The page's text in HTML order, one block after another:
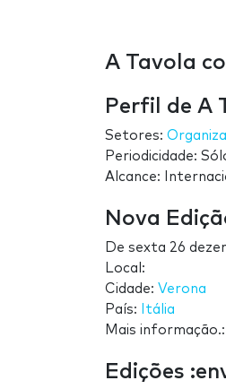
A Tavola
Perfil de A
Setores:
Periodicidade:
Alcance:
Nova
De sexta 26
Local:
Cidade: Verona
País:
Itália
Mais informação.:
Edições